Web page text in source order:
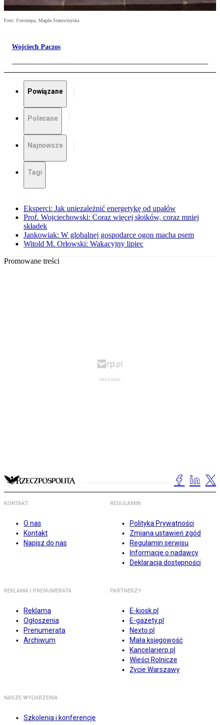
Foto: Fotorzepa, Magda Starowieyska
Wojciech Paczos
Powiązane
Polecane
Najnowsze
Tagi
Eksperci: Jak uniezależnić energetykę od upałów
Prof. Wojciechowski: Coraz więcej słoików, coraz mniej
składek
Jankowiak: W globalnej gospodarce ogon macha psem
Witold M. Orłowski: Wakacyjny lipiec
Promowane treści
KONTAKT
O nas
Kontakt
Napisz do nas
REGULAMIN
Polityka Prywatności
Zmiana ustawień zgód
Regulamin serwisu
Informacje o nadawcy
Deklaracja dostępności
REKLAMA I PRENUMERATA
Reklama
Ogłoszenia
Prenumerata
Archiwum
PARTNERZY
E-kiosk.pl
E-gazety.pl
Nexto.pl
Mała księgowość
Kancelarierp.pl
Wieści Rolnicze
Życie Warszawy
NASZE WYDARZENIA
Szkolenia i konferencje